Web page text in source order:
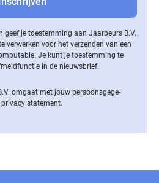
geef je toestemming aan Jaarbeurs B.V.
verwerken voor het verzenden van een
Je kunt je toestemming te
in de nieuwsbrief.
omgaat met jouw per­soons­ge­ge­
statement.